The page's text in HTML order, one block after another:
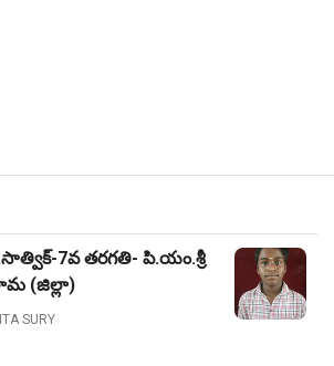
7వ తరగతి- పి.యం.శ్రీ
(జిల్లా)
SURY